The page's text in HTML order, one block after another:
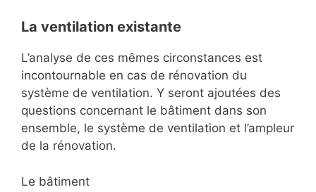
La ventilation existante
L’analyse de ces mêmes circonstances est
incontournable en cas de rénovation du
système de ventilation. Y seront ajoutées des
questions concernant le bâtiment dans son
ensemble, le système de ventilation et l’ampleur
de la rénovation.
Le bâtiment